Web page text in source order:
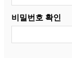
비밀번호 확인